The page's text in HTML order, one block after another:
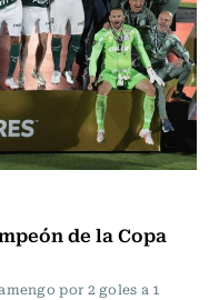
de la Copa
por 2 goles a 1